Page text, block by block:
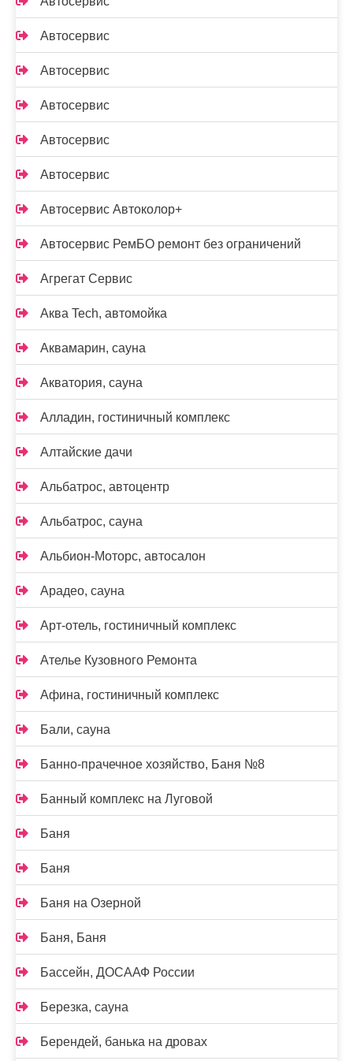
Автосервис
Автосервис
Автосервис
Автосервис
Автосервис
Автосервис Автоколор+
Автосервис РемБО ремонт без ограничений
Агрегат Сервис
Аква Tech, автомойка
Аквамарин, сауна
Акватория, сауна
Алладин, гостиничный комплекс
Алтайские дачи
Альбатрос, автоцентр
Альбатрос, сауна
Альбион-Моторс, автосалон
Арадео, сауна
Арт-отель, гостиничный комплекс
Ателье Кузовного Ремонта
Афина, гостиничный комплекс
Бали, сауна
Банно-прачечное хозяйство, Баня №8
Банный комплекс на Луговой
Баня
Баня
Баня на Озерной
Баня, Баня
Бассейн, ДОСААФ России
Березка, сауна
Берендей, банька на дровах